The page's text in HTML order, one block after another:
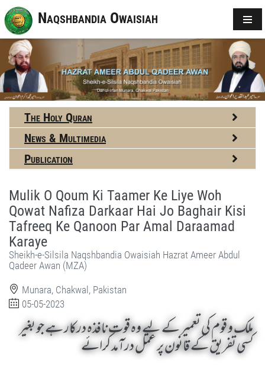
Naqshbandia Owaisiah
The Holy Quran
News & Multimedia
Publication
Mulik O Qoum Ki Taamer Ke Liye Woh
Qowat Nafiza Darkaar Hai Jo Baghair Kisi
Tafreeq Ke Qanoon Par Amal Daraamad
Karaye
Sheikh-e-Silsila Naqshbandia Owaisiah Hazrat Ameer Abdul
Qadeer Awan (MZA)
Munara, Chakwal, Pakistan
05-05-2023
ملک و قوم کی تعمیر کے لیے وہ قوت نافذہ درکار ہے جو بغیر
کسی تفریق کے قانون پر عمل درآمد کرائے